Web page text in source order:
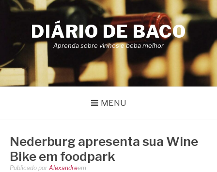
Pular
DIÁRIO DE BACO
Aprenda sobre vinhos e beba melhor
MENU
Nederburg apresenta sua Wine
Bike em foodpark
Publicado por Alexandreem